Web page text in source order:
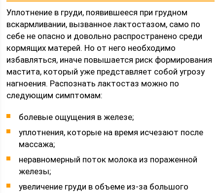
Уплотнение в груди, появившееся при грудном
вскармливании, вызванное лактостазом, само по
себе не опасно и довольно распространено среди
кормящих матерей. Но от него необходимо
избавляться, иначе повышается риск формирования
мастита, который уже представляет собой угрозу
нагноения. Распознать лактостаз можно по
следующим симптомам:
болевые ощущения в железе;
уплотнения, которые на время исчезают после
массажа;
неравномерный поток молока из пораженной
железы;
увеличение груди в объеме из-за большого